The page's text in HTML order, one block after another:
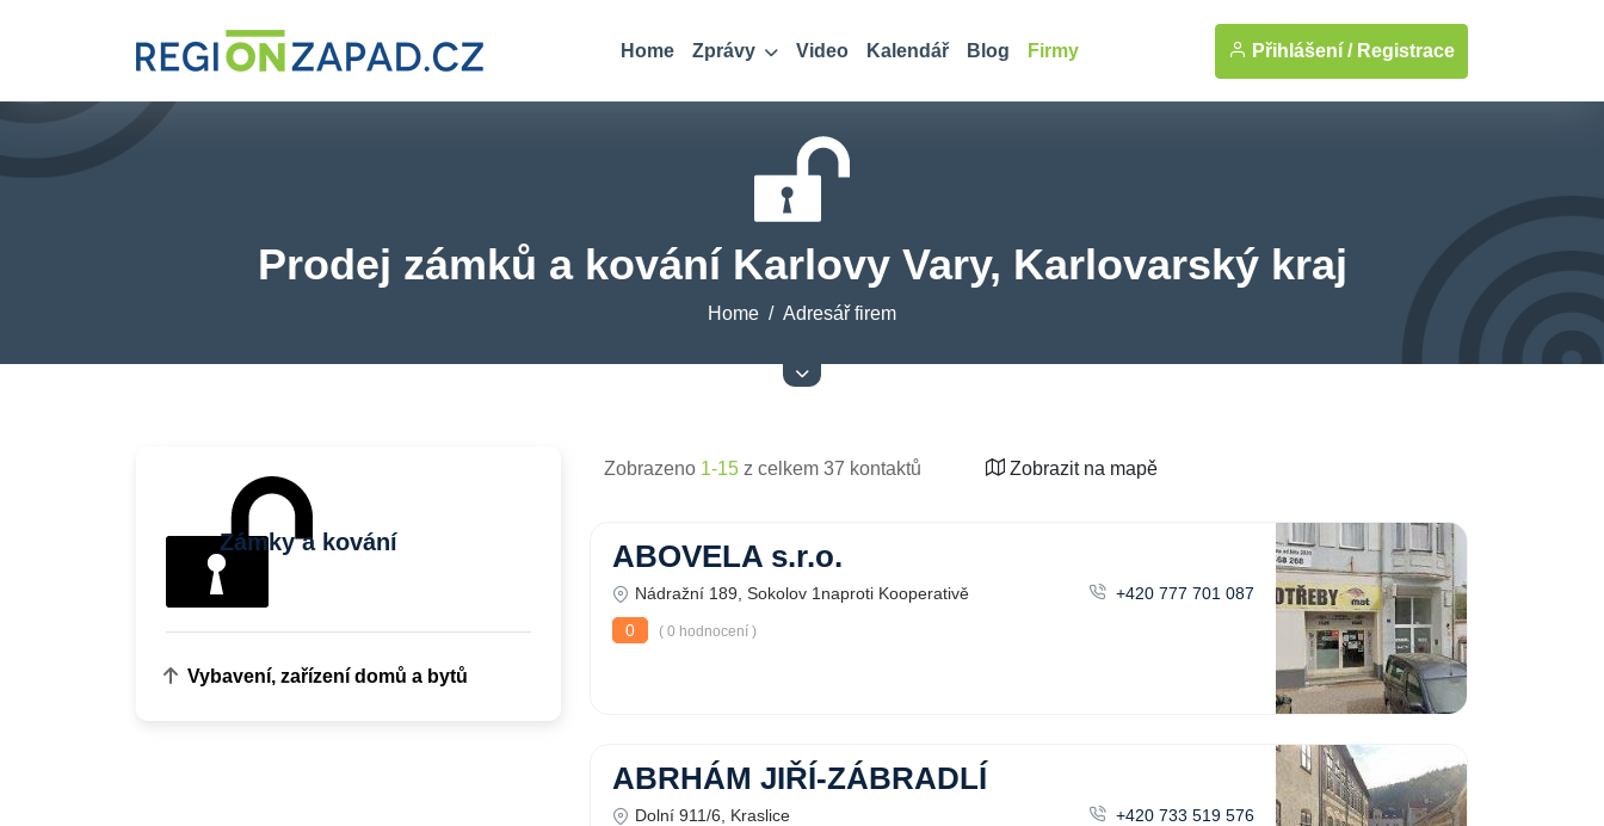
Home Zprávy Video Kalendář Blog Firmy Přihlášení / Registrace
Prodej zámků a kování Karlovy Vary, Karlovarský kraj
Home Adresář firem
Zámky a kování
Vybavení, zařízení domů a bytů
Zobrazeno 1-15 z celkem 37 kontaktů Zobrazit na mapě
ABOVELA s.r.o.
Nádražní 189, Sokolov 1naproti Kooperativě
+420 777 701 087
0
( 0 hodnocení )
ABRHÁM JIŘÍ-ZÁBRADLÍ
Dolní 911/6, Kraslice
+420 733 519 576